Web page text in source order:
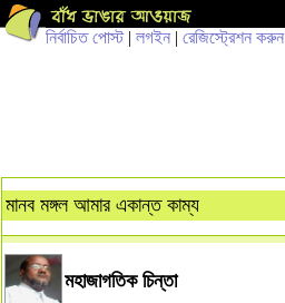
নির্বাচিত পোস্ট| লগইন | রেজিস্ট্রেশন করুন
মানব মঙ্গল আমার একান্ত কাম্য
মহাজাগতিক চিন্তা